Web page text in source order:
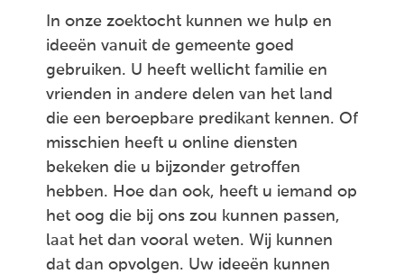
In onze zoektocht kunnen we hulp en
ideeën vanuit de gemeente goed
gebruiken. U heeft wellicht familie en
vrienden in andere delen van het land
die een beroepbare predikant kennen. Of
misschien heeft u online diensten
bekeken die u bijzonder getroffen
hebben. Hoe dan ook, heeft u iemand op
het oog die bij ons zou kunnen passen,
laat het dan vooral weten. Wij kunnen
dat dan opvolgen. Uw ideeën kunnen